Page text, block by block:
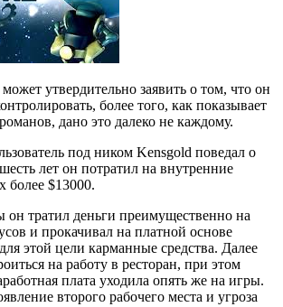
утвердительно заявить о том, что он
более того, как показывает
дано это далеко не каждому.
под ником Kensgold поведал о
лет он потратил на внутренние
более $13000.
тратил деньги преимущественно на
и прокачивал на платной основе
этой цели карманные средства. Далее
на работу в ресторан, при этом
плата уходила опять же на игры.
второго рабочего места и угроза